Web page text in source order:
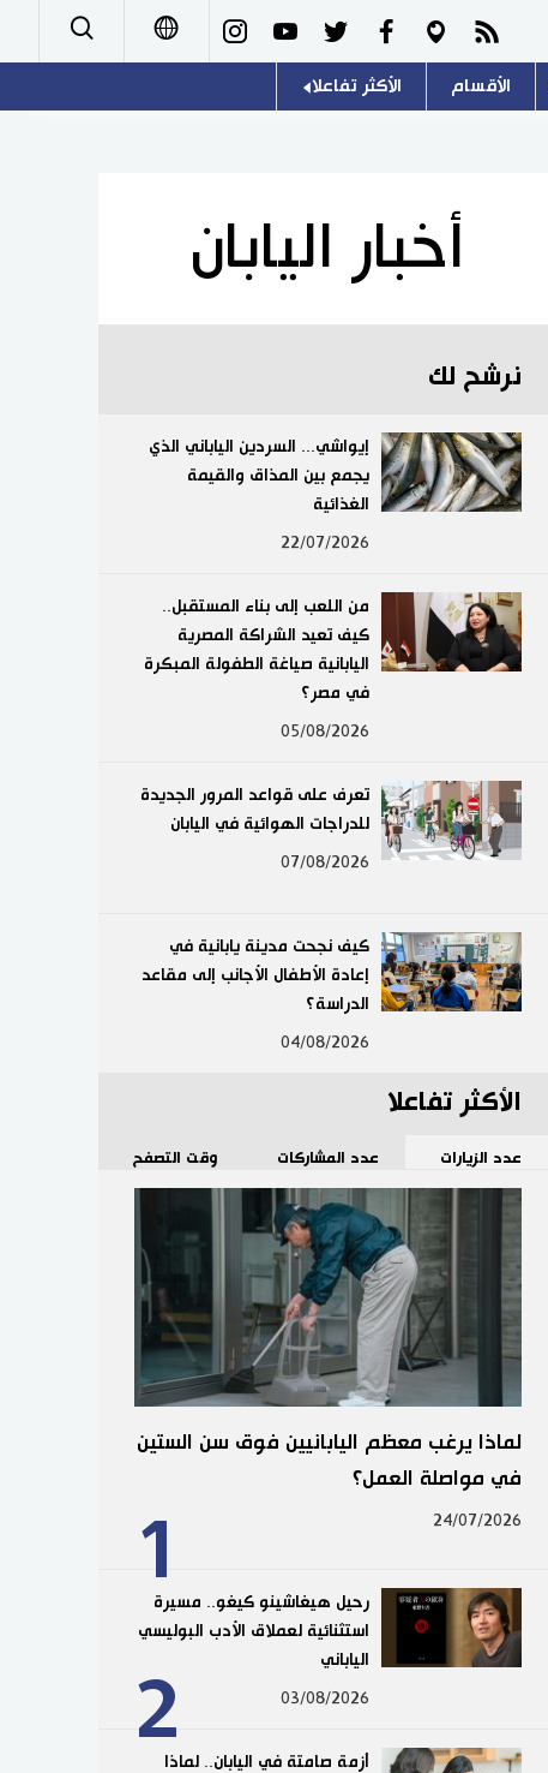
Русский
الأقسام
تجارب وآراء
سياسة
اقتصاد
مجتمع
ثقافة
طوكيو
الأكثر تفاعلا
هو وهي
المطبخ الياباني
أخبار اليابان
نرشح لك
إيواشي... السردين الياباني الذي
يجمع بين المذاق والقيمة
الغذائية
22/07/2026
من اللعب إلى بناء المستقبل..
كيف تعيد الشراكة المصرية
اليابانية صياغة الطفولة المبكرة
في مصر؟
05/08/2026
تعرف على قواعد المرور الجديدة
للدراجات الهوائية في اليابان
07/08/2026
كيف نجحت مدينة يابانية في
إعادة الأطفال الأجانب إلى مقاعد
الدراسة؟
04/08/2026
الأكثر تفاعلا
عدد الزيارات عدد المشاركات وقت التصفح
1
لماذا يرغب معظم اليابانيين فوق سن الستين
في مواصلة العمل؟
24/07/2026
2
رحيل هيغاشينو كيغو.. مسيرة
استثنائية لعملاق الأدب البوليسي
الياباني
03/08/2026
أزمة صامتة في اليابان.. لماذا